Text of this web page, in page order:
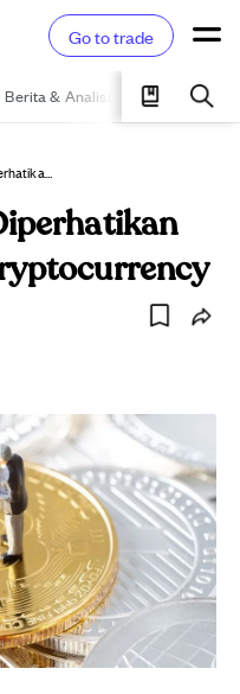
Go to trade
Berita & Analisis Pelajari
4 Hal Yang Perlu Diperhatikan Dalam Investasi Cryptocurrency